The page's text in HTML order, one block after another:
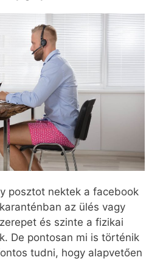
posztot nektek a facebook
az ülés vagy
és szinte a fizikai
De pontosan mi is történik
tudni, hogy alapvetően